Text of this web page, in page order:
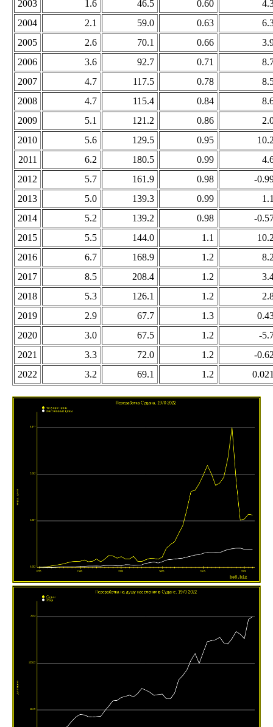
2003 1.6 46.5 0.60
2004
2.1 59.0 0.63
2005
2.6 70.1 0.66
2006
3.6 92.7 0.71
2007
4.7 117.5 0.78
2008
4.7 115.4 0.84
2009
5.1 121.2 0.86
2010
5.6 129.5 0.95
2011
6.2 180.5 0.99
2012
5.7 161.9 0.98
-
2013
5.0 139.3 0.99
2014
5.2 139.2 0.98
-
2015
5.5 144.0 1.1
2016
6.7 168.9 1.2
2017
8.5 208.4 1.2
2018
5.3 126.1 1.2
2019
2.9 67.7 1.3
2020
3.0 67.5 1.2
-
2021
3.3 72.0 1.2
-
2022
3.2 69.1 1.2